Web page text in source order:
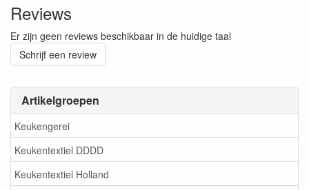
Artikelgroepen
Keukengerei
Keukentextiel DDDD
Keukentextiel Holland
Reviews
Er zijn geen reviews beschikbaar in de huidige taal
Schrijf een review